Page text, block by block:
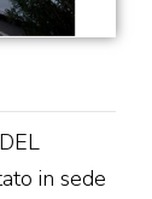
in sede